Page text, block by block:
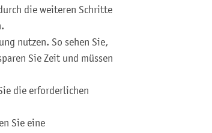
die weiteren Schritte
nutzen. So sehen Sie,
Sie Zeit und müssen
die erforderlichen
Sie eine